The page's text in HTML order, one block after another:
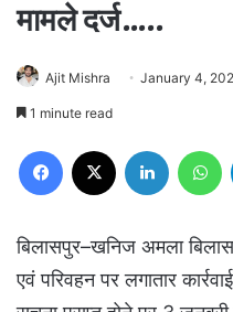
मामले दर्ज…..
Ajit Mishra January 4,
1 minute read
Facebook LinkedIn
बिलासपुर–खनिज अमला
एवं परिवहन पर लगातार